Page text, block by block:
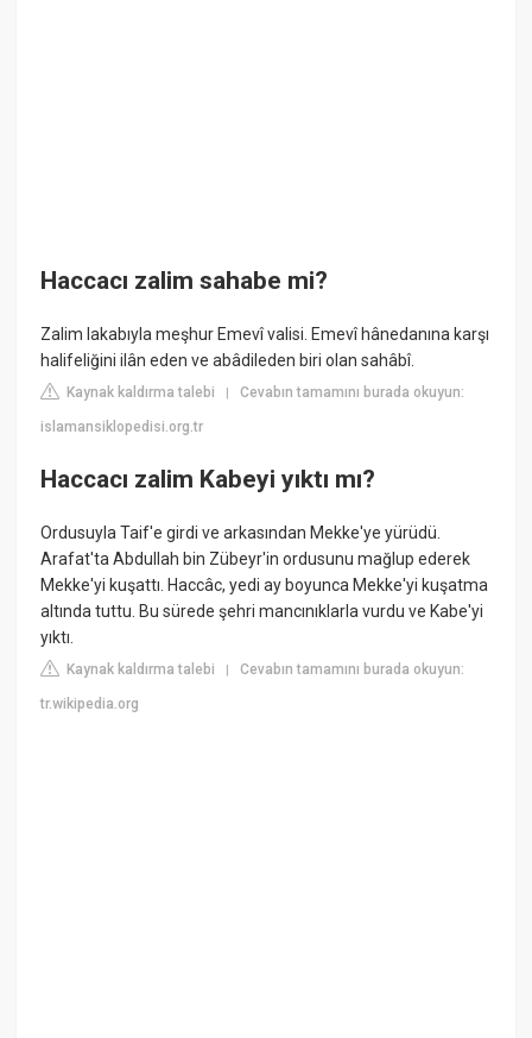
Haccacı zalim sahabe mi?
Zalim lakabıyla meşhur Emevî valisi. Emevî hânedanına karşı
halifeliğini ilân eden ve abâdileden biri olan sahâbî.
Kaynak kaldırma talebi |Cevabın tamamını burada okuyun:
islamansiklopedisi.org.tr
Haccacı zalim Kabeyi yıktı mı?
Ordusuyla Taif'e girdi ve arkasından Mekke'ye yürüdü.
Arafat'ta Abdullah bin Zübeyr'in ordusunu mağlup ederek
Mekke'yi kuşattı. Haccâc, yedi ay boyunca Mekke'yi kuşatma
altında tuttu. Bu sürede şehri mancınıklarla vurdu ve Kabe'yi
yıktı.
Kaynak kaldırma talebi |Cevabın tamamını burada okuyun:
tr.wikipedia.org